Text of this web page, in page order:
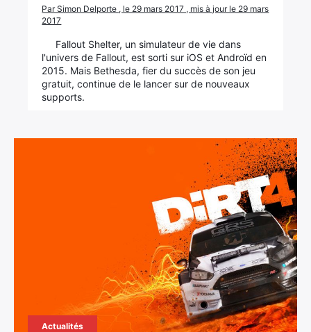
Par Simon Delporte , le 29 mars 2017 , mis à jour le 29 mars
2017
Fallout Shelter, un simulateur de vie dans
l'univers de Fallout, est sorti sur iOS et Androïd en
2015. Mais Bethesda, fier du succès de son jeu
gratuit, continue de le lancer sur de nouveaux
supports.
Actualités